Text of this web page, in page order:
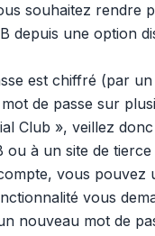
souhaitez rendre
depuis une option
est chiffré (par
de passe sur
Club », veillez
ou à un site de
vous pouvez
vous
nouveau mot de